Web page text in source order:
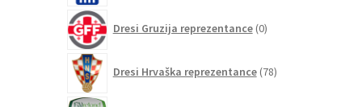
Dresi Gruzija reprezentance 0izdelkov
Dresi Hrvaška reprezentance 78izdelkov